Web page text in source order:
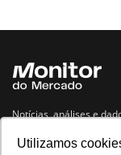
Utilizamos
Notícias, análises e
Navegue no site